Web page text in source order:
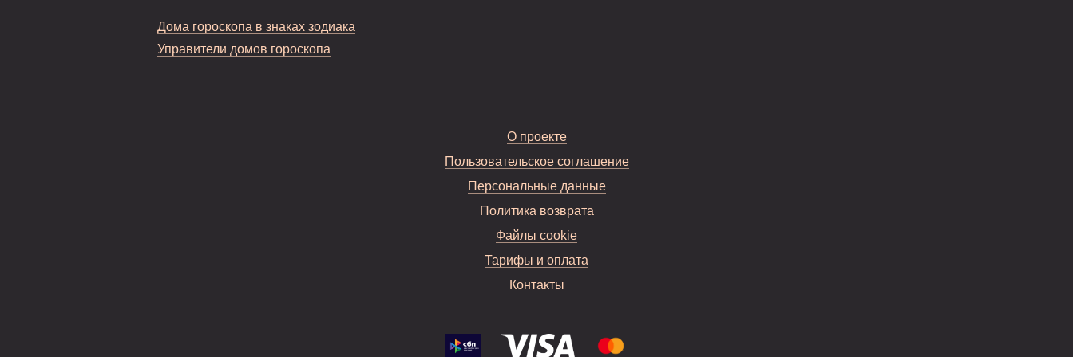
Дома гороскопа в знаках зодиака
Управители домов гороскопа
О проекте
Пользовательское соглашение
Персональные данные
Политика возврата
Файлы cookie
Тарифы и оплата
Контакты